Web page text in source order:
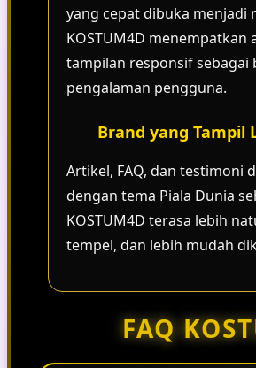
yang cepat dibuka menjadi
KOSTUM4D menempatkan
tampilan responsif sebagai
pengalaman pengguna.
Brand yang Tampil
Artikel, FAQ, dan testimoni
dengan tema Piala Dunia
KOSTUM4D terasa lebih
tempel, dan lebih mudah
FAQ